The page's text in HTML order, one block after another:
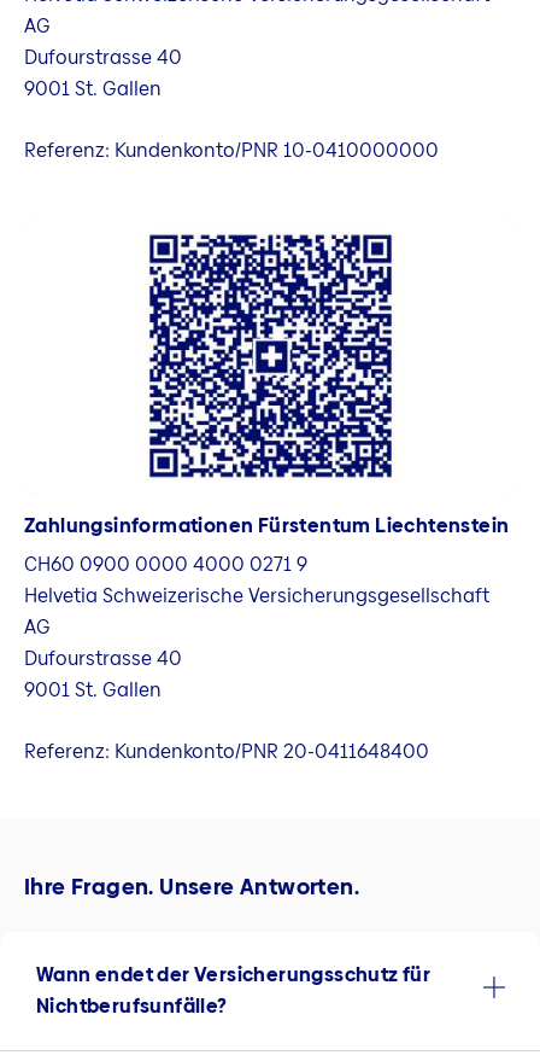
AG
Dufourstrasse 40
9001 St. Gallen
Referenz: Kundenkonto/PNR 10-0410000000
Zahlungsinformationen Fürstentum Liechtenstein
CH60 0900 0000 4000 0271 9
Helvetia Schweizerische Versicherungsgesellschaft
AG
Dufourstrasse 40
9001 St. Gallen
Referenz: Kundenkonto/PNR 20-0411648400
Ihre Fragen. Unsere Antworten.
Wann endet der Versicherungsschutz für
Nichtberufsunfälle?